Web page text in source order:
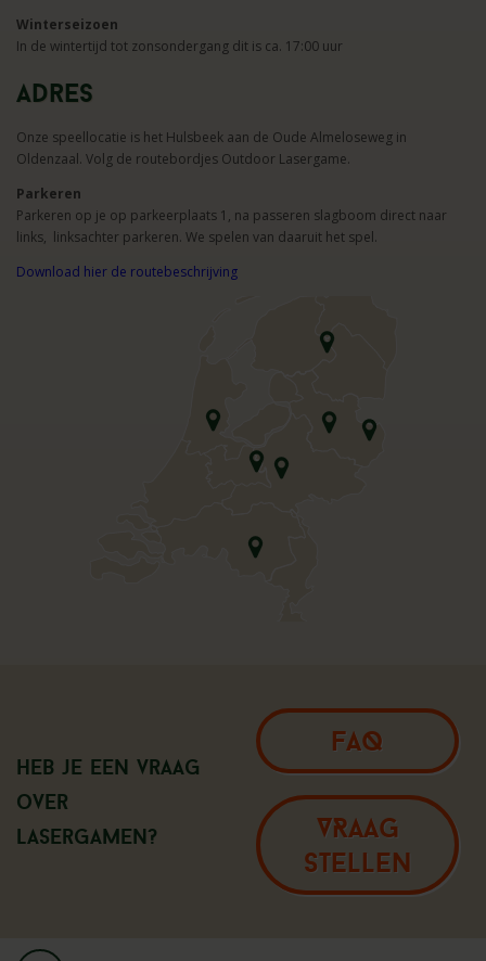
Winterseizoen
In de wintertijd tot zonsondergang dit is ca. 17:00 uur
Adres
Onze speellocatie is het Hulsbeek aan de Oude Almeloseweg in
Oldenzaal. Volg de routebordjes Outdoor Lasergame.
Parkeren
Parkeren op je op parkeerplaats 1, na passeren slagboom direct naar
links, linksachter parkeren. We spelen van daaruit het spel.
Download hier de routebeschrijving
Heb je een vraag
over
Lasergamen?
FAQ
VRAAG
STELLEN